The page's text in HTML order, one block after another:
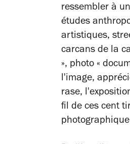
ressembler à
études
artistiques,
carcans de la
», photo «
l'image,
rase,
fil de ces cent